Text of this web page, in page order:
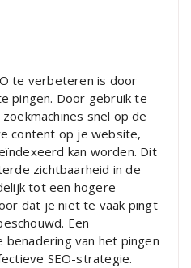
te verbeteren is door
pingen. Door gebruik te
snel op de
content op je website,
kan worden. Dit
zichtbaarheid in de
tot een hogere
dat je niet te vaak pingt
Een
benadering van het pingen
SEO-strategie.